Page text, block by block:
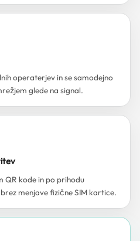
operaterjev in se samodejno
glede na signal.
QR kode in po prihodu
menjave fizične SIM kartice.